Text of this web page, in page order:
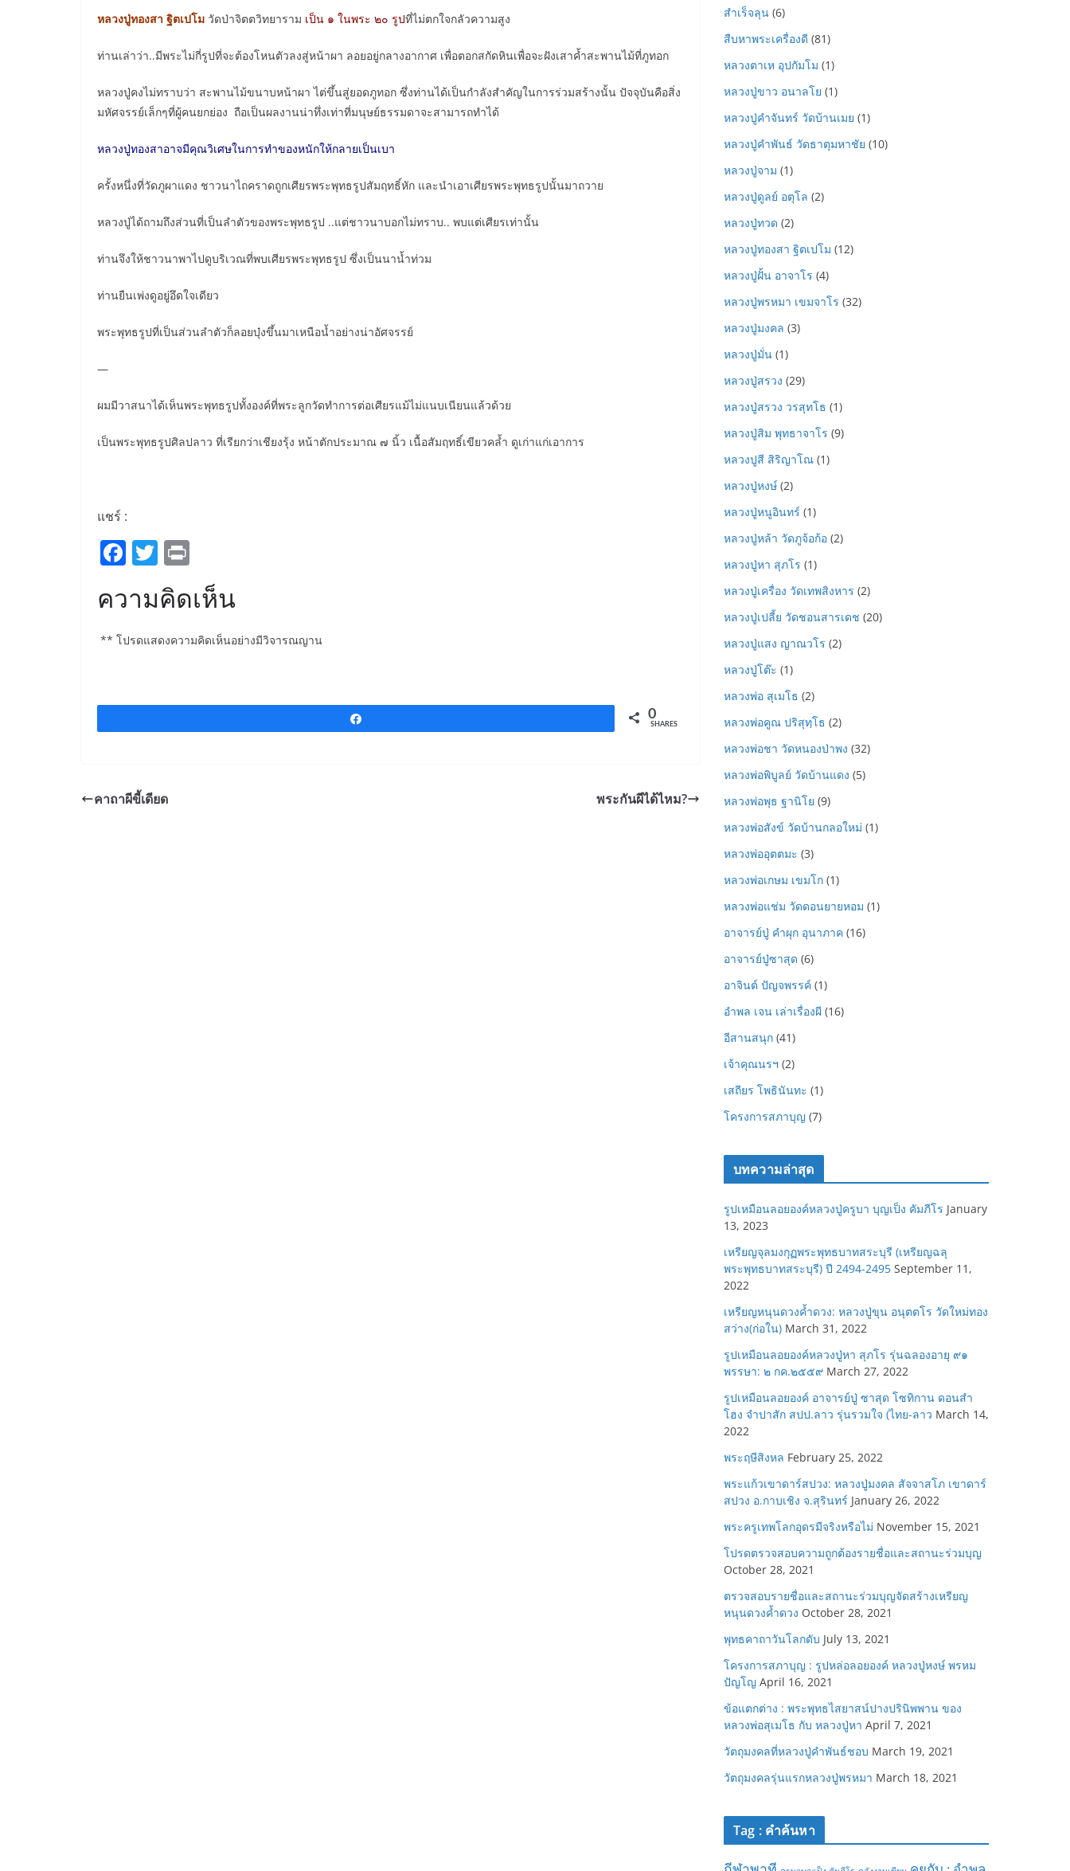
หลวงปู่ทองสา ฐิตเปโม วัดป่าจิตตวิทยาราม เป็น ๑ ในพระ ๒๐ รูปที่ไม่ตกใจกลัวความสูง
ท่านเล่าว่า..มีพระไม่กี่รูปที่จะต้องโหนตัวลงสู่หน้าผา ลอยอยู่กลางอากาศ เพื่อตอกสกัดหินเพื่อจะฝังเสาค้ำสะพานไม้ที่ภูทอก
หลวงปู่คงไม่ทราบว่า สะพานไม้ขนาบหน้าผา ไต่ขึ้นสู่ยอดภูทอก ซึ่งท่านได้เป็นกำลังสำคัญในการร่วมสร้างนั้น ปัจจุบันคือสิ่ง
มหัศจรรย์เล็กๆที่ผู้คนยกย่อง ถือเป็นผลงานน่าทึ่งเท่าที่มนุษย์ธรรมดาจะสามารถทำได้
หลวงปู่ทองสาอาจมีคุณวิเศษในการทำของหนักให้กลายเป็นเบา
ครั้งหนึ่งที่วัดภูผาแดง ชาวนาไถคราดถูกเศียรพระพุทธรูปสัมฤทธิ์หัก และนำเอาเศียรพระพุทธรูปนั้นมาถวาย
หลวงปู่ได้ถามถึงส่วนที่เป็นลำตัวของพระพุทธรูป ..แต่ชาวนาบอกไม่ทราบ.. พบแต่เศียรเท่านั้น
ท่านจึงให้ชาวนาพาไปดูบริเวณที่พบเศียรพระพุทธรูป ซึ่งเป็นนาน้ำท่วม
ท่านยืนเพ่งดูอยู่อึดใจเดียว
พระพุทธรูปที่เป็นส่วนลำตัวก็ลอยบุ๋งขึ้นมาเหนือน้ำอย่างน่าอัศจรรย์
—
ผมมีวาสนาได้เห็นพระพุทธรูปทั้งองค์ที่พระลูกวัดทำการต่อเศียรแม้ไม่แนบเนียนแล้วด้วย
เป็นพระพุทธรูปศิลปลาว ที่เรียกว่าเชียงรุ้ง หน้าตักประมาณ ๗ นิ้ว เนื้อสัมฤทธิ์เขียวคล้ำ ดูเก่าแก่เอาการ
แชร์ :
F
c
e
b
o
k
T
w
itt
er
in
t
ความคิดเห็น
** โปรดแสดงความคิดเห็นอย่างมีวิจารณญาน
0
SHARES
คาถาผีขี้เดียด พระกันผีได้ไหม?
สำเร็จลุน (6)
สืบหาพระเครื่องดี (81)
หลวงตาเห อุปกัมโม (1)
หลวงปู่ขาว อนาลโย (1)
หลวงปู่คำจันทร์ วัดบ้านเมย (1)
หลวงปู่คำพันธ์ วัดธาตุมหาชัย (10)
หลวงปู่จาม (1)
หลวงปู่ดูลย์ อตุโล (2)
หลวงปู่ทวด (2)
หลวงปู่ทองสา ฐิตเปโม (12)
หลวงปู่ฝั้น อาจาโร (4)
หลวงปู่พรหมา เขมจาโร (32)
หลวงปู่มงคล (3)
หลวงปู่มั่น (1)
หลวงปู่สรวง (29)
หลวงปู่สรวง วรสุทโธ (1)
หลวงปู่สิม พุทธาจาโร (9)
หลวงปูสี สิริญาโณ (1)
หลวงปู่หงษ์ (2)
หลวงปู่หนูอินทร์ (1)
หลวงปู่หล้า วัดภูจ้อก้อ (2)
หลวงปู่หา สุภโร (1)
หลวงปู่เครื่อง วัดเทพสิงหาร (2)
หลวงปู่เปลี้ย วัดชอนสารเดช (20)
หลวงปู่แสง ญาณวโร (2)
หลวงปู่โต๊ะ (1)
หลวงพ่อ สุเมโธ (2)
หลวงพ่อคูณ ปริสุทฺโธ (2)
หลวงพ่อชา วัดหนองป่าพง (32)
หลวงพ่อพิบูลย์ วัดบ้านแดง (5)
หลวงพ่อพุธ ฐานิโย (9)
หลวงพ่อสังข์ วัดบ้านกลอใหม่ (1)
หลวงพ่ออุตตมะ (3)
หลวงพ่อเกษม เขมโก (1)
หลวงพ่อแช่ม วัดดอนยายหอม (1)
อาจารย์ปู่ คำผุก อุนาภาค (16)
อาจารย์ปู่ซาสุด (6)
อาจินต์ ปัญจพรรค์ (1)
อำพล เจน เล่าเรื่องผี (16)
อีสานสนุก (41)
เจ้าคุณนรฯ (2)
เสถียร โพธินันทะ (1)
โครงการสภาบุญ (7)
บทความล่าสุด
รูปเหมือนลอยองค์หลวงปู่ครูบา บุญเป็ง คัมภีโร January
13, 2023
เหรียญจุลมงกุฏพระพุทธบาทสระบุรี (เหรียญฉลุ
พระพุทธบาทสระบุรี) ปี 2494-2495 September 11,
2022
เหรียญหนุนดวงค้ำดวง: หลวงปู่ขุน อนุตตโร วัดใหม่ทอง
สว่าง(ก่อใน) March 31, 2022
รูปเหมือนลอยองค์หลวงปู่หา สุภโร รุ่นฉลองอายุ ๙๑
พรรษา: ๒ กค.๒๕๕๙ March 27, 2022
รูปเหมือนลอยองค์ อาจารย์ปู่ ซาสุด โซทิกาน ดอนสำ
โฮง จำปาสัก สปป.ลาว รุ่นรวมใจ (ไทย-ลาว March 14,
2022
พระฤษีสิงหล February 25, 2022
พระแก้วเขาดาร์สปวง: หลวงปู่มงคล สัจจาสโภ เขาดาร์
สปวง อ.กาบเชิง จ.สุรินทร์ January 26, 2022
พระครูเทพโลกอุดรมีจริงหรือไม่ November 15, 2021
โปรดตรวจสอบความถูกต้องรายชื่อและสถานะร่วมบุญ
October 28, 2021
ตรวจสอบรายชื่อและสถานะร่วมบุญจัดสร้างเหรียญ
หนุนดวงค้ำดวง October 28, 2021
พุทธคาถาวันโลกดับ July 13, 2021
โครงการสภาบุญ : รูปหล่อลอยองค์ หลวงปู่หงษ์ พรหม
ปัญโญ April 16, 2021
ข้อแตกต่าง : พระพุทธไสยาสน์ปางปรินิพพาน ของ
หลวงพ่อสุเมโธ กับ หลวงปู่หา April 7, 2021
วัตถุมงคลที่หลวงปู่คำพันธ์ชอบ March 19, 2021
วัตถุมงคลรุ่นแรกหลวงปู่พรหมา March 18, 2021
Tag : คำค้นหา